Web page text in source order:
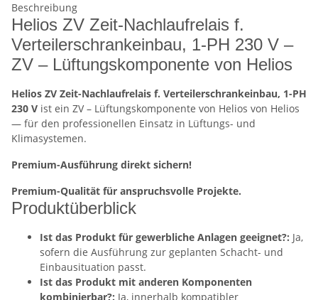
Beschreibung
Helios ZV Zeit-Nachlaufrelais f.
Verteilerschrankeinbau, 1-PH 230 V –
ZV – Lüftungskomponente von Helios
Helios ZV Zeit-Nachlaufrelais f. Verteilerschrankeinbau, 1-PH
230 V ist ein ZV – Lüftungskomponente von Helios von Helios
— für den professionellen Einsatz in Lüftungs- und
Klimasystemen.
Premium-Ausführung direkt sichern!
Premium-Qualität für anspruchsvolle Projekte.
Produktüberblick
Ist das Produkt für gewerbliche Anlagen geeignet?: Ja,
sofern die Ausführung zur geplanten Schacht- und
Einbausituation passt.
Ist das Produkt mit anderen Komponenten
kombinierbar?: Ja, innerhalb kompatibler